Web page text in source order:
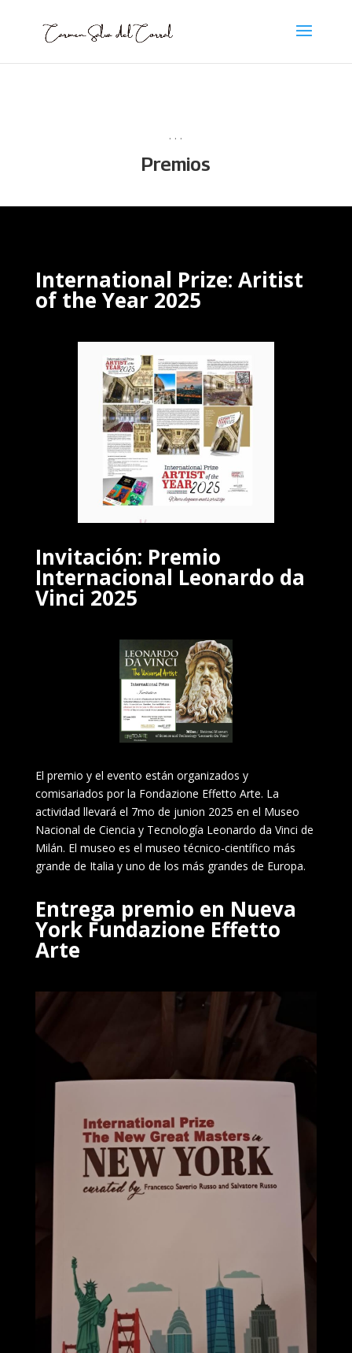
. . .
Premios
International Prize: Aritist
of the Year 2025
Invitación: Premio
Internacional Leonardo da
Vinci 2025
El premio y el evento están organizados y
comisariados por la Fondazione Effetto Arte. La
actividad llevará el 7mo de junion 2025 en el Museo
Nacional de Ciencia y Tecnología Leonardo da Vinci de
Milán. El museo es el museo técnico-científico más
grande de Italia y uno de los más grandes de Europa.
Entrega premio en Nueva
York Fundazione Effetto
Arte